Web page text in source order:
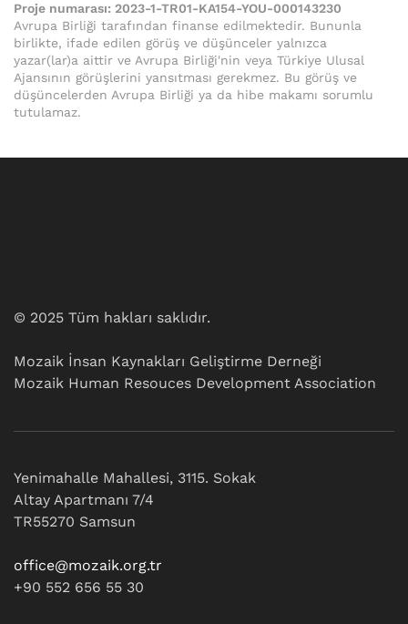
Proje numarası: 2023-1-TR01-KA154-YOU-000143230
Avrupa Birliği tarafından finanse edilmektedir. Bununla
birlikte, ifade edilen görüş ve düşünceler yalnızca
yazar(lar)a aittir ve Avrupa Birliği'nin veya Türkiye Ulusal
Ajansının görüşlerini yansıtması gerekmez. Bu görüş ve
düşüncelerden Avrupa Birliği ya da hibe makamı sorumlu
tutulamaz.
© 2025 Tüm hakları saklıdır.
Mozaik İnsan Kaynakları Geliştirme Derneği
Mozaik Human Resouces Development Association
Yenimahalle Mahallesi, 3115. Sokak
Altay Apartmanı 7/4
TR55270 Samsun
office@mozaik.org.tr
+90 552 656 55 30